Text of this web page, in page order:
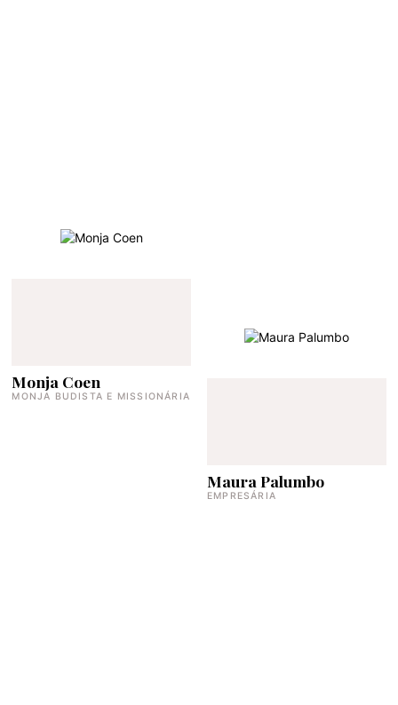
Monja Coen
MONJA BUDISTA E MISSIONÁRIA
Maura Palumbo
EMPRESÁRIA